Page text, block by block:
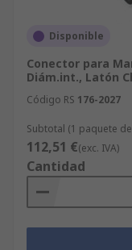
Disponible
Conector para
Diám.int., Latón
Código RS 176-2027
Subtotal (1 paquete
112,51 €(exc. IVA)
Cantidad